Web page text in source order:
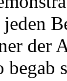
der
begab